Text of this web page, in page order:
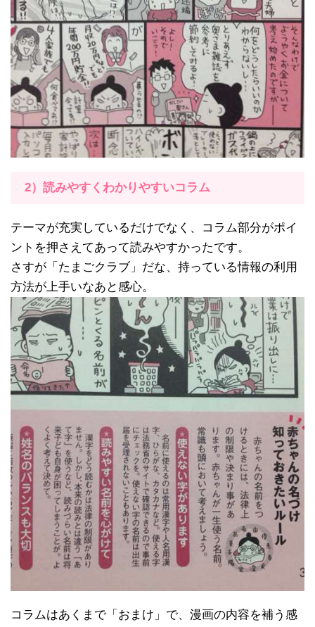
2）読みやすくわかりやすいコラム
テーマが充実しているだけでなく、コラム部分がポイ
ントを押さえてあって読みやすかったです。
さすが「たまごクラブ」だな、持っている情報の利用
方法が上手いなあと感心。
コラムはあくまで「おまけ」で、漫画の内容を補う感